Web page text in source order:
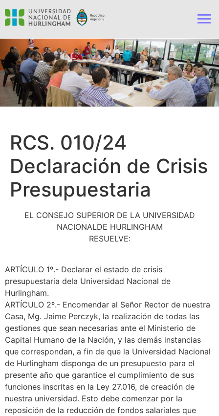
RCS. 010/24
Declaración de Crisis
Presupuestaria
EL CONSEJO SUPERIOR DE LA UNIVERSIDAD
NACIONALDE HURLINGHAM
RESUELVE:
ARTÍCULO 1º.- Declarar el estado de crisis
presupuestaria dela Universidad Nacional de
Hurlingham.
ARTÍCULO 2º.- Encomendar al Señor Rector de nuestra
Casa, Mg. Jaime Perczyk, la realización de todas las
gestiones que sean necesarias ante el Ministerio de
Capital Humano de la Nación, y las demás instancias
que correspondan, a fin de que la Universidad Nacional
de Hurlingham disponga de un presupuesto para el
presente año que garantice el cumplimiento de sus
funciones inscritas en la Ley 27.016, de creación de
nuestra universidad. Esto debe comenzar por la
reposición de la reducción de fondos salariales que